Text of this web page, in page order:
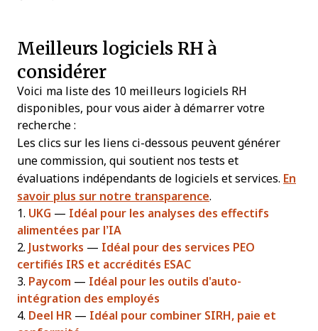
Meilleurs logiciels RH à
considérer
Voici ma liste des 10 meilleurs logiciels RH
disponibles, pour vous aider à démarrer votre
recherche :
Les clics sur les liens ci-dessous peuvent générer
une commission, qui soutient nos tests et
évaluations indépendants de logiciels et services. En
savoir plus sur notre transparence.
1. UKG — Idéal pour les analyses des effectifs
alimentées par l’IA
2.
Justworks — Idéal pour des services PEO
certifiés IRS et accrédités ESAC
3. Paycom — Idéal pour les outils d'auto-
intégration des employés
4. Deel HR — Idéal pour combiner SIRH, paie et